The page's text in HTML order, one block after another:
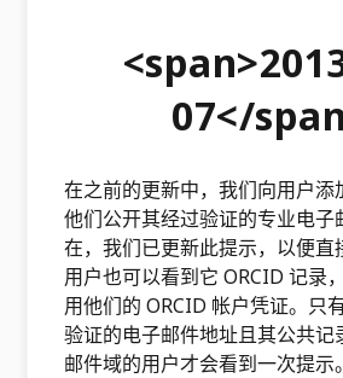
07</
在之前的更新中，我们向用户添
他们公开其经过验证的专业电子
在，我们已更新此提示，以便直
用户也可以看到它 ORCID 记录
用他们的 ORCID 帐户凭证。只
验证的电子邮件地址且其公共记
邮件域的用户才会看到一次提示